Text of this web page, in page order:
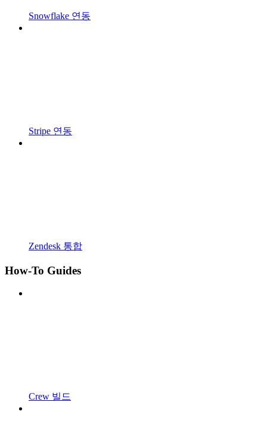
Snowflake 연동
Stripe 연동
Zendesk 통합
How-To Guides
Crew 빌드